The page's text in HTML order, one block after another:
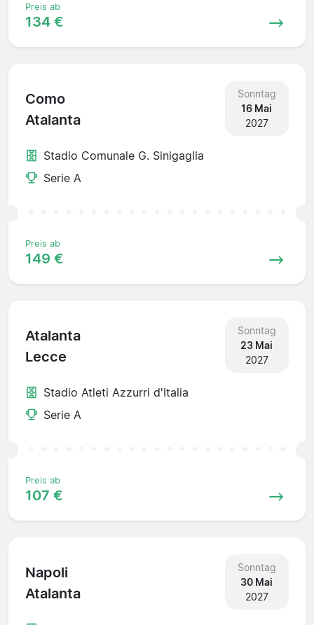
Preis ab
134 €
Como
Atalanta
Sonntag
16 Mai
2027
Stadio Comunale G. Sinigaglia
Serie A
Preis ab
149 €
Atalanta
Lecce
Sonntag
23 Mai
2027
Stadio Atleti Azzurri d'Italia
Serie A
Preis ab
107 €
Napoli
Atalanta
Sonntag
30 Mai
2027